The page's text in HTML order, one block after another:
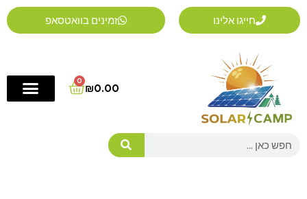
דילוג
לתוכן
חייגו אלינו זמינים בוואטסאפ
₪0.00
0
Cart
Search